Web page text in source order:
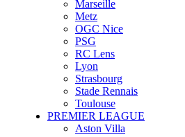
Marseille
Metz
OGC Nice
PSG
RC Lens
Lyon
Strasbourg
Stade Rennais
Toulouse
PREMIER LEAGUE
Aston Villa